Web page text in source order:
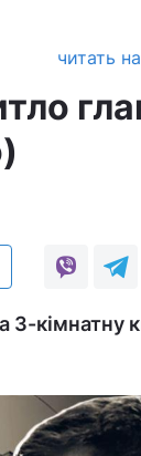
читать
3-кімнатну